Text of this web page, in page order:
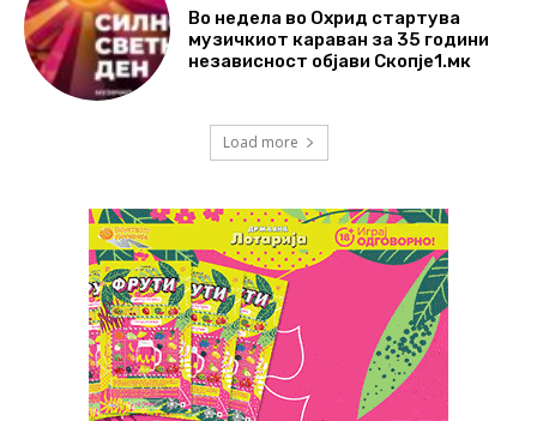
Во недела во Охрид стартува
музичкиот караван за 35 години
независност објави Скопје1.мк
Load more